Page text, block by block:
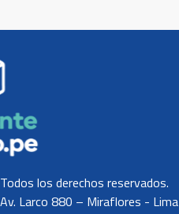
los derechos reservados.
Larco 880 – Miraflores - Lima